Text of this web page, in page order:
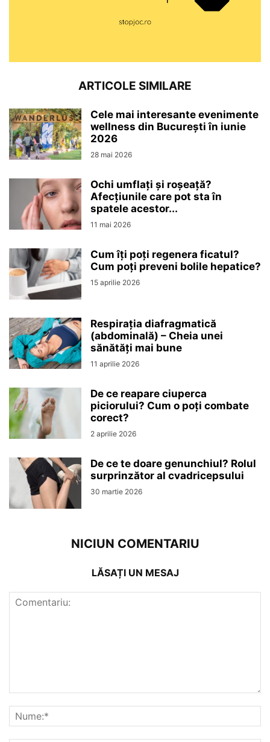
ARTICOLE SIMILARE
Cele mai interesante evenimente
wellness din București în iunie
2026
28 mai 2026
Ochi umflați și roșeață?
Afecțiunile care pot sta în
spatele acestor...
11 mai 2026
Cum îți poți regenera ficatul?
Cum poți preveni bolile hepatice?
15 aprilie 2026
Respirația diafragmatică
(abdominală) – Cheia unei
sănătăți mai bune
11 aprilie 2026
De ce reapare ciuperca
piciorului? Cum o poți combate
corect?
2 aprilie 2026
De ce te doare genunchiul? Rolul
surprinzător al cvadricepsului
30 martie 2026
NICIUN COMENTARIU
LĂSAȚI UN MESAJ